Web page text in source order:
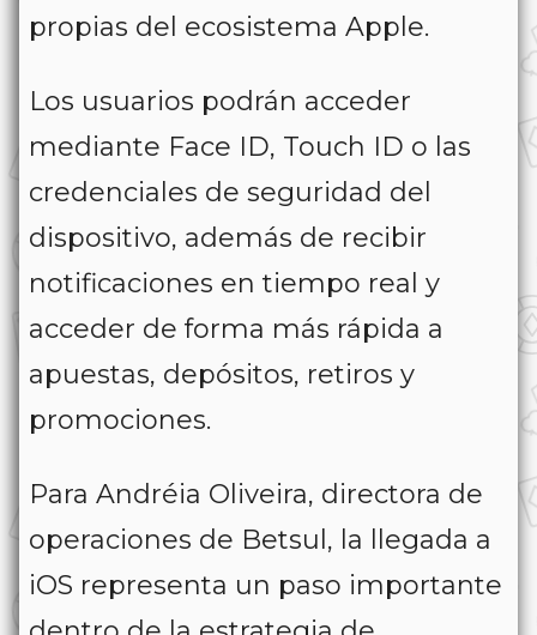
propias del ecosistema Apple.
Los usuarios podrán acceder
mediante Face ID, Touch ID o las
credenciales de seguridad del
dispositivo, además de recibir
notificaciones en tiempo real y
acceder de forma más rápida a
apuestas, depósitos, retiros y
promociones.
Para Andréia Oliveira, directora de
operaciones de Betsul, la llegada a
iOS representa un paso importante